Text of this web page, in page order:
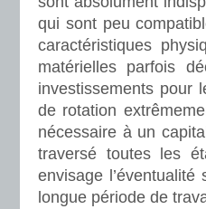
qui sont peu
caractéristiques
matérielles parfois
investissements pour
de rotation
nécessaire à un
traversé toutes les
envisage
longue période de